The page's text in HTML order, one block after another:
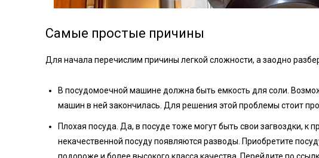
Самые простые причины
Для начала перечислим причины легкой сложности, а заодно
В посудомоечной машине должна быть емкость для соли.
машин в ней закончилась. Для решения этой проблемы стоит
Плохая посуда. Да, в посуде тоже могут быть свои загвоздки, к
некачественной посуду появляются разводы. Приобретите
подороже и более высокого класса качества. Перейдите по